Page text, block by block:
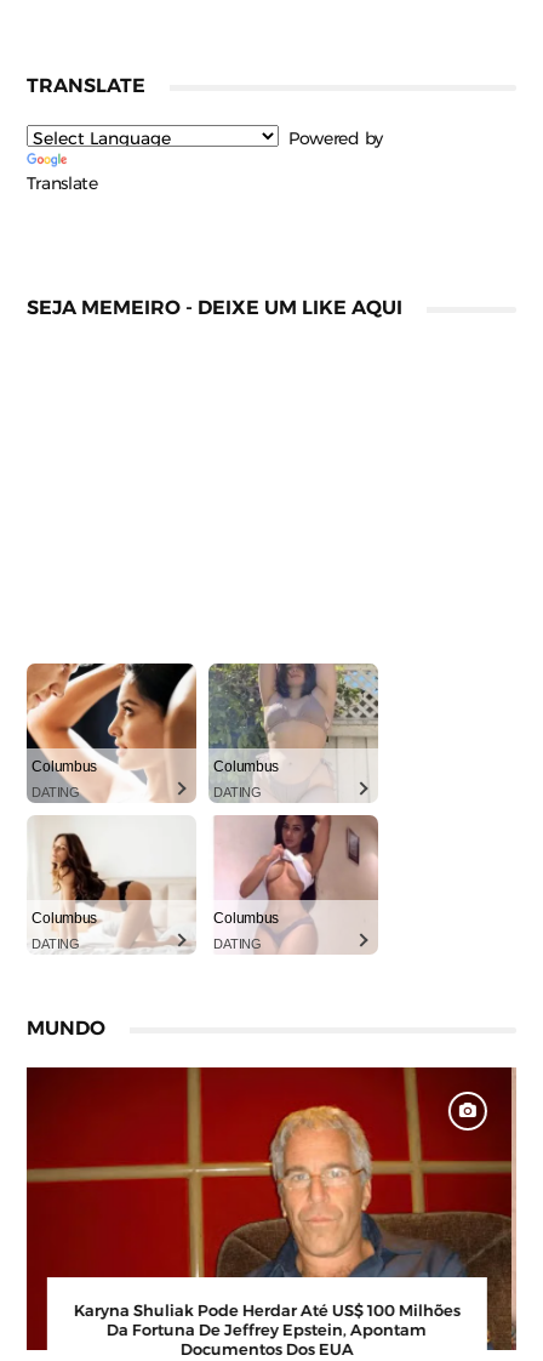
TRANSLATE
Powered by
Translate
SEJA MEMEIRO - DEIXE UM LIKE AQUI
Columbus
DATING
Columbus
DATING
Columbus
DATING
Columbus
DATING
MUNDO
Karyna Shuliak Pode Herdar Até US$ 100 Milhões
Da Fortuna De Jeffrey Epstein, Apontam
Documentos Dos EUA